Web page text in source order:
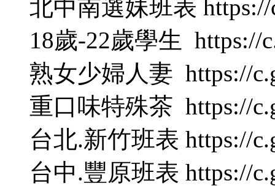
北中南選妹班表 https://
18歲-22歲學生 https://
熟女少婦人妻 https://
重口味特殊茶 https://
台北.新竹班表 https://
台中.豐原班表 https://